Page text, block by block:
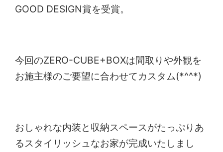
GOOD DESIGN賞を受賞。
今回のZERO-CUBE+BOXは間取りや外観を
お施主様のご要望に合わせてカスタム(*^^*)
おしゃれな内装と収納スペースがたっぷりあ
るスタイリッシュなお家が完成いたしまし